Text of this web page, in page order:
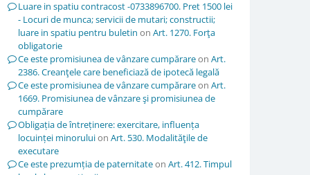
Luare in spatiu contracost -0733896700. Pret 1500 lei
- Locuri de munca; servicii de mutari; constructii;
luare in spatiu pentru buletin on Art. 1270. Forţa
obligatorie
Ce este promisiunea de vânzare cumpărareon Art.
2386. Creanţele care beneficiază de ipotecă legală
Ce este promisiunea de vânzare cumpărareon Art.
1669. Promisiunea de vânzare şi promisiunea de
cumpărare
Obligația de întreținere: exercitare, influența
locuinței minoruluion Art. 530. Modalităţile de
executare
Ce este prezumția de paternitateon Art. 412. Timpul